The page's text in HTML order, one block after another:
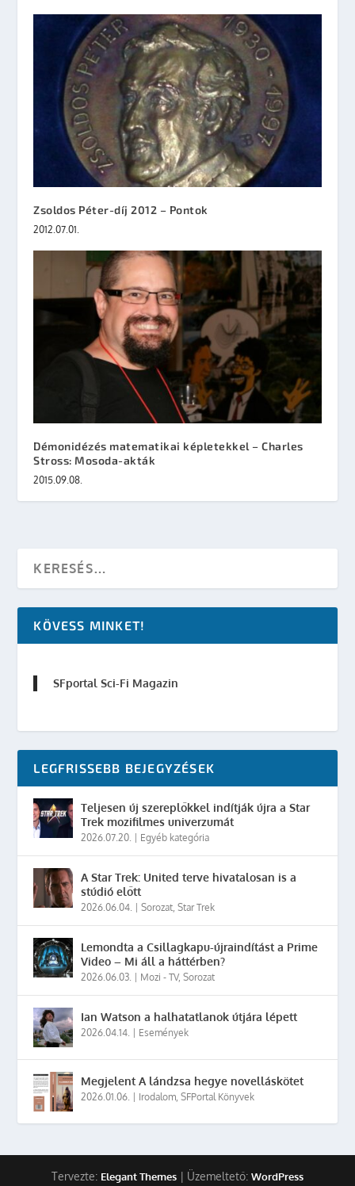
Zsoldos Péter-díj 2012 – Pontok
2012.07.01.
Démonidézés matematikai képletekkel – Charles
Stross: Mosoda-akták
2015.09.08.
KÖVESS MINKET!
SFportal Sci-Fi Magazin
LEGFRISSEBB BEJEGYZÉSEK
Teljesen új szereplőkkel indítják újra a Star
Trek mozifilmes univerzumát
2026.07.20. | Egyéb kategória
A Star Trek: United terve hivatalosan is a
stúdió előtt
2026.06.04. |Sorozat ,Star Trek
Lemondta a Csillagkapu-újraindítást a Prime
Video – Mi áll a háttérben?
2026.06.03. | Mozi - TV,Sorozat
Ian Watson a halhatatlanok útjára lépett
2026.04.14. | Események
Megjelent A lándzsa hegye novelláskötet
2026.01.06. | Irodalom ,SFPortal Könyvek
Tervezte: Elegant Themes | Üzemeltető: WordPress